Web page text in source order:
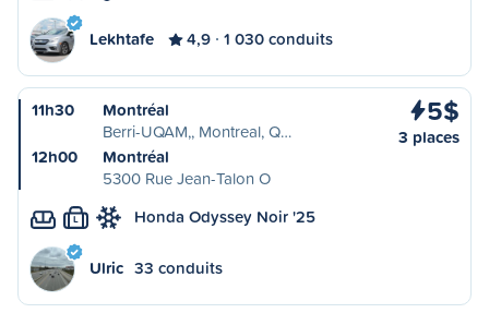
Lekhtafe 4,9 1 030 conduits
11h30
Montréal
Berri-UQAM,, Montreal, Q…
12h00
Montréal
5300 Rue Jean-Talon O
5$
3 places
L Honda Odyssey Noir '25
Ulric 33 conduits